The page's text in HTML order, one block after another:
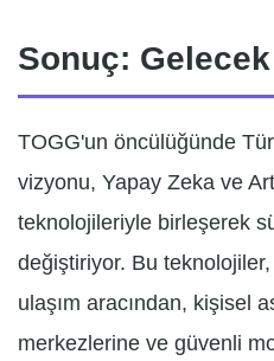
Sonuç:
TOGG'un öncülüğünde
vizyonu, Yapay Zeka ve
teknolojileriyle birleşerek
değiştiriyor. Bu
ulaşım aracından, kişisel
merkezlerine ve güvenli